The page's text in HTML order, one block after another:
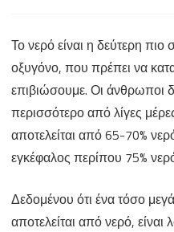
Το νερό είναι η δεύτερη πιο
οξυγόνο, που πρέπει να
επιβιώσουμε. Οι άνθρωποι
περισσότερο από λίγες
αποτελείται από 65-70%
εγκέφαλος περίπου 75%
Δεδομένου ότι ένα τόσο
αποτελείται από νερό, είναι